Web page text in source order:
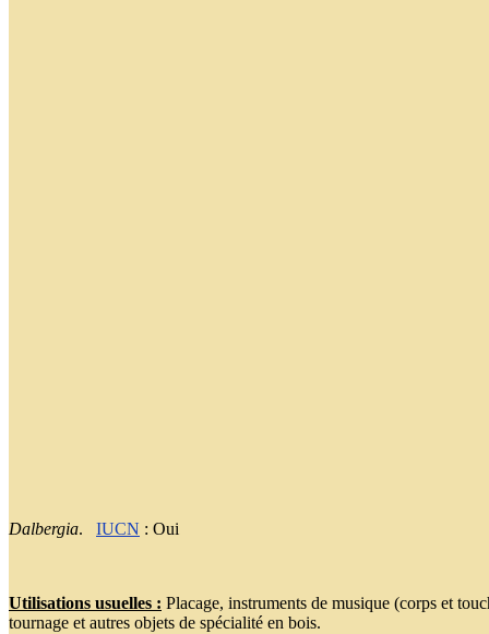
Dalbergia. IUCN : Oui
Utilisations usuelles : Placage, instruments de musique (corps et
tournage et autres objets de spécialité en bois.